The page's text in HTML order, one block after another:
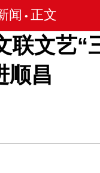
闻 • 正文
联文艺“
顺昌